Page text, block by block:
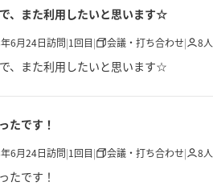
、また利用したいと思います☆
6月24日訪問|1 回目| 会議・打ち合わせ| 8人
、また利用したいと思います☆
たです！
6月24日訪問|1 回目| 会議・打ち合わせ| 8人
たです！